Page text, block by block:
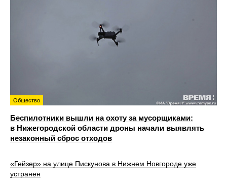
Общество
Беспилотники вышли на охоту за мусорщиками:
в Нижегородской области дроны начали выявлять
незаконный сброс отходов
«Гейзер» на улице Пискунова в Нижнем Новгороде уже
устранен